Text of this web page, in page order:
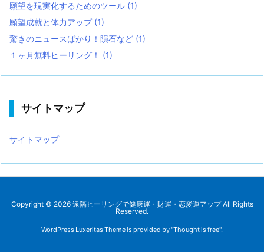
願望を現実化するためのツール (1)
願望成就と体力アップ (1)
驚きのニュースばかり！隕石など (1)
１ヶ月無料ヒーリング！ (1)
サイトマップ
サイトマップ
Copyright © 2026 遠隔ヒーリングで健康運・財運・恋愛運アップAll Rights
Reserved.
WordPress Luxeritas Theme is provided by "Thought is free".